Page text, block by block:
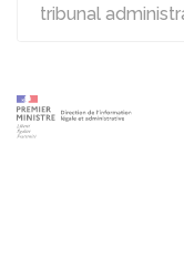
tribunal